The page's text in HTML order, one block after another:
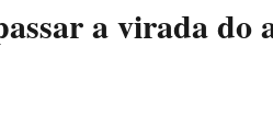
a virada do